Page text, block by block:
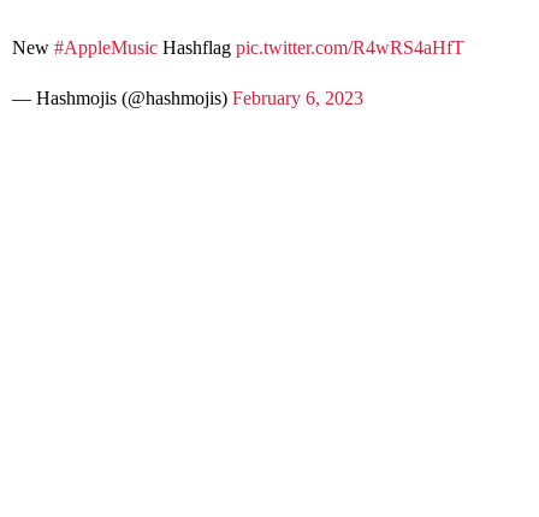
New #AppleMusic Hashflag pic.twitter.com/R4wRS4aHfT
— Hashmojis (@hashmojis) February 6, 2023